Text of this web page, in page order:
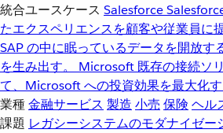
統合ユースケース Salesforce
たエクスペリエンスを顧客や従業員に
SAP の中に眠っているデータを開放す
を生み出す。
Microsoft 既存の接続ソ
て、Microsoft への投資効果を最大化す
業種金融サービス 製造 小売 保険 ヘル
課題 レガシーシステムのモダナイゼー